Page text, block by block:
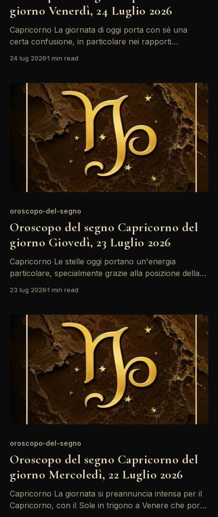
giorno Venerdì, 24 Luglio 2026
Capricorno La giornata di oggi porta con sé una
certa confusione, in particolare nei rapporti
di quadrato con Marte, creando tensioni che
mantenere la calma e riflettere prima di agire. Le
stelle ti invitano a
24 lug 20261 min read
oroscopo-del-segno
Oroscopo del segno Capricorno del
giorno Giovedì, 23 Luglio 2026
Capricorno Le stelle oggi portano un'energia
particolare, specialmente grazie alla posizione della
solito, ma ricorda che queste sensazioni possono
momento per riflettere su ciò che desideri veramente
nella tua vita. La giornata si
23 lug 20261 min read
oroscopo-del-segno
Oroscopo del segno Capricorno del
giorno Mercoledì, 22 Luglio 2026
Capricorno La giornata si preannuncia intensa per il
Capricorno, con il Sole in trigono a Venere che porta